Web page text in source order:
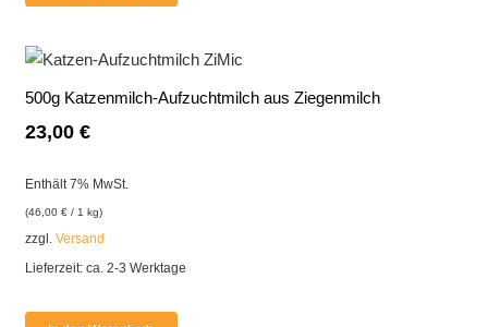
500g Katzenmilch-Aufzuchtmilch aus Ziegenmilch
23,00 €
Enthält 7% MwSt.
(46,00 €/ 1 kg)
zzgl. Versand
Lieferzeit: ca. 2-3 Werktage